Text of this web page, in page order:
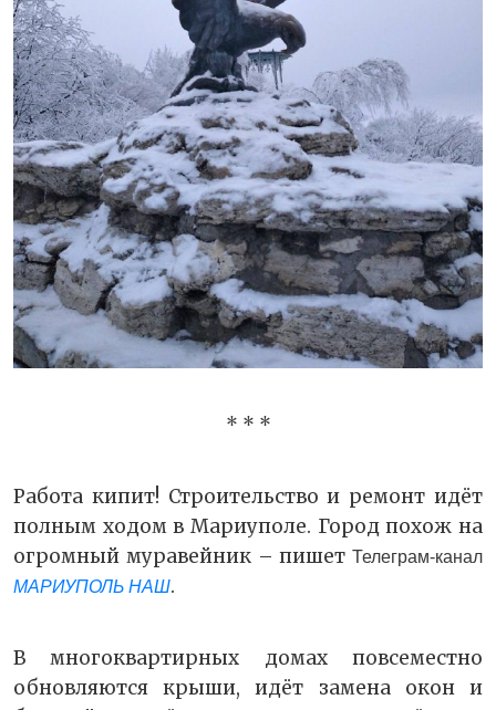
* * *
Работа кипит! Строительство и ремонт идёт
полным ходом в Мариуполе. Город похож на
огромный муравейник – пишет Телеграм-канал
МАРИУПОЛЬ НАШ.
В многоквартирных домах повсеместно
обновляются крыши, идёт замена окон и